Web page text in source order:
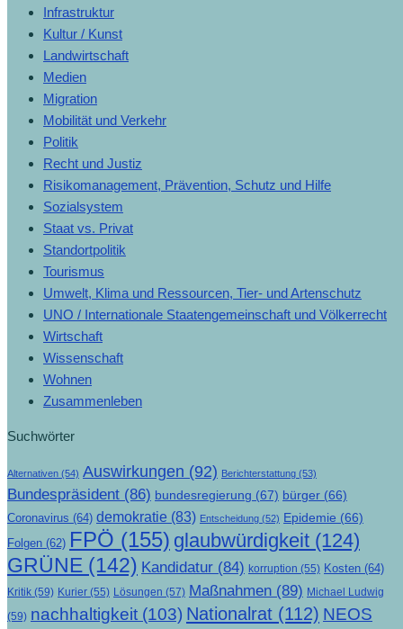
Infrastruktur
Kultur / Kunst
Landwirtschaft
Medien
Migration
Mobilität und Verkehr
Politik
Recht und Justiz
Risikomanagement, Prävention, Schutz und Hilfe
Sozialsystem
Staat vs. Privat
Standortpolitik
Tourismus
Umwelt, Klima und Ressourcen, Tier- und Artenschutz
UNO / Internationale Staatengemeinschaft und Völkerrecht
Wirtschaft
Wissenschaft
Wohnen
Zusammenleben
Suchwörter
Alternativen (54) Auswirkungen (92) Berichterstattung (53)
Bundespräsident (86) bundesregierung (67) bürger (66)
Coronavirus (64) demokratie (83) Entscheidung (52) Epidemie (66)
Folgen (62) FPÖ (155) glaubwürdigkeit (124)
GRÜNE (142) Kandidatur (84) korruption (55) Kosten (64)
Kritik (59) Kurier (55) Lösungen (57) Maßnahmen (89) Michael Ludwig
(59) nachhaltigkeit (103) Nationalrat (112) NEOS